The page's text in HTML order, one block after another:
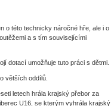
o této technicky náročné hře, ale i o
a s tím souvisejícími
dotací umožňuje tuto práci s dětmi.
větších oddílů.
letech hrála krajský přebor za
U16, se kterým vyhrála krajský